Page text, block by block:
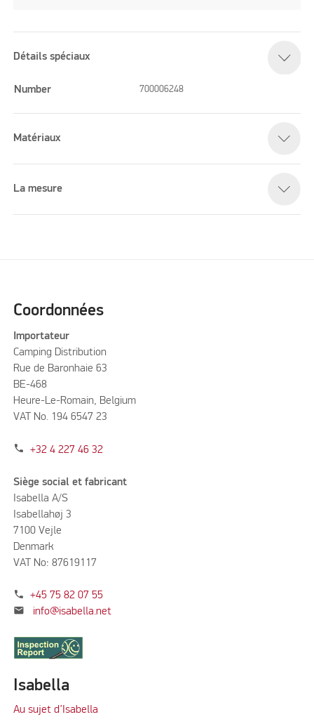
Détails spéciaux
Number 700006248
Matériaux
La mesure
Coordonnées
Importateur
Camping Distribution
Rue de Baronhaie 63
BE-468
Heure-Le-Romain, Belgium
VAT No. 194 6547 23
phone +32 4 227 46 32
Siège social et fabricant
Isabella A/S
Isabellahøj 3
7100 Vejle
Denmark
VAT No: 87619117
phone +45 75 82 07 55
mail info@isabella.net
Isabella
Au sujet d’Isabella